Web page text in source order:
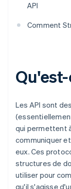
API
Comment
Les API sont
qui permettent
communiquer
eux. Ces
structures de
utiliser pour
qu'il s'agisse